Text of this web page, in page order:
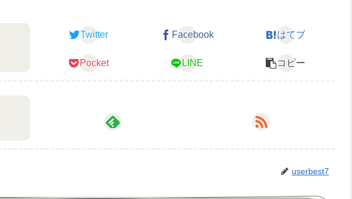
Twitter Facebook はてブ
Pocket LINE コピー
userbest7